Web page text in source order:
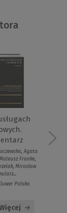
Agata
Franke,
Mirosław
Polska